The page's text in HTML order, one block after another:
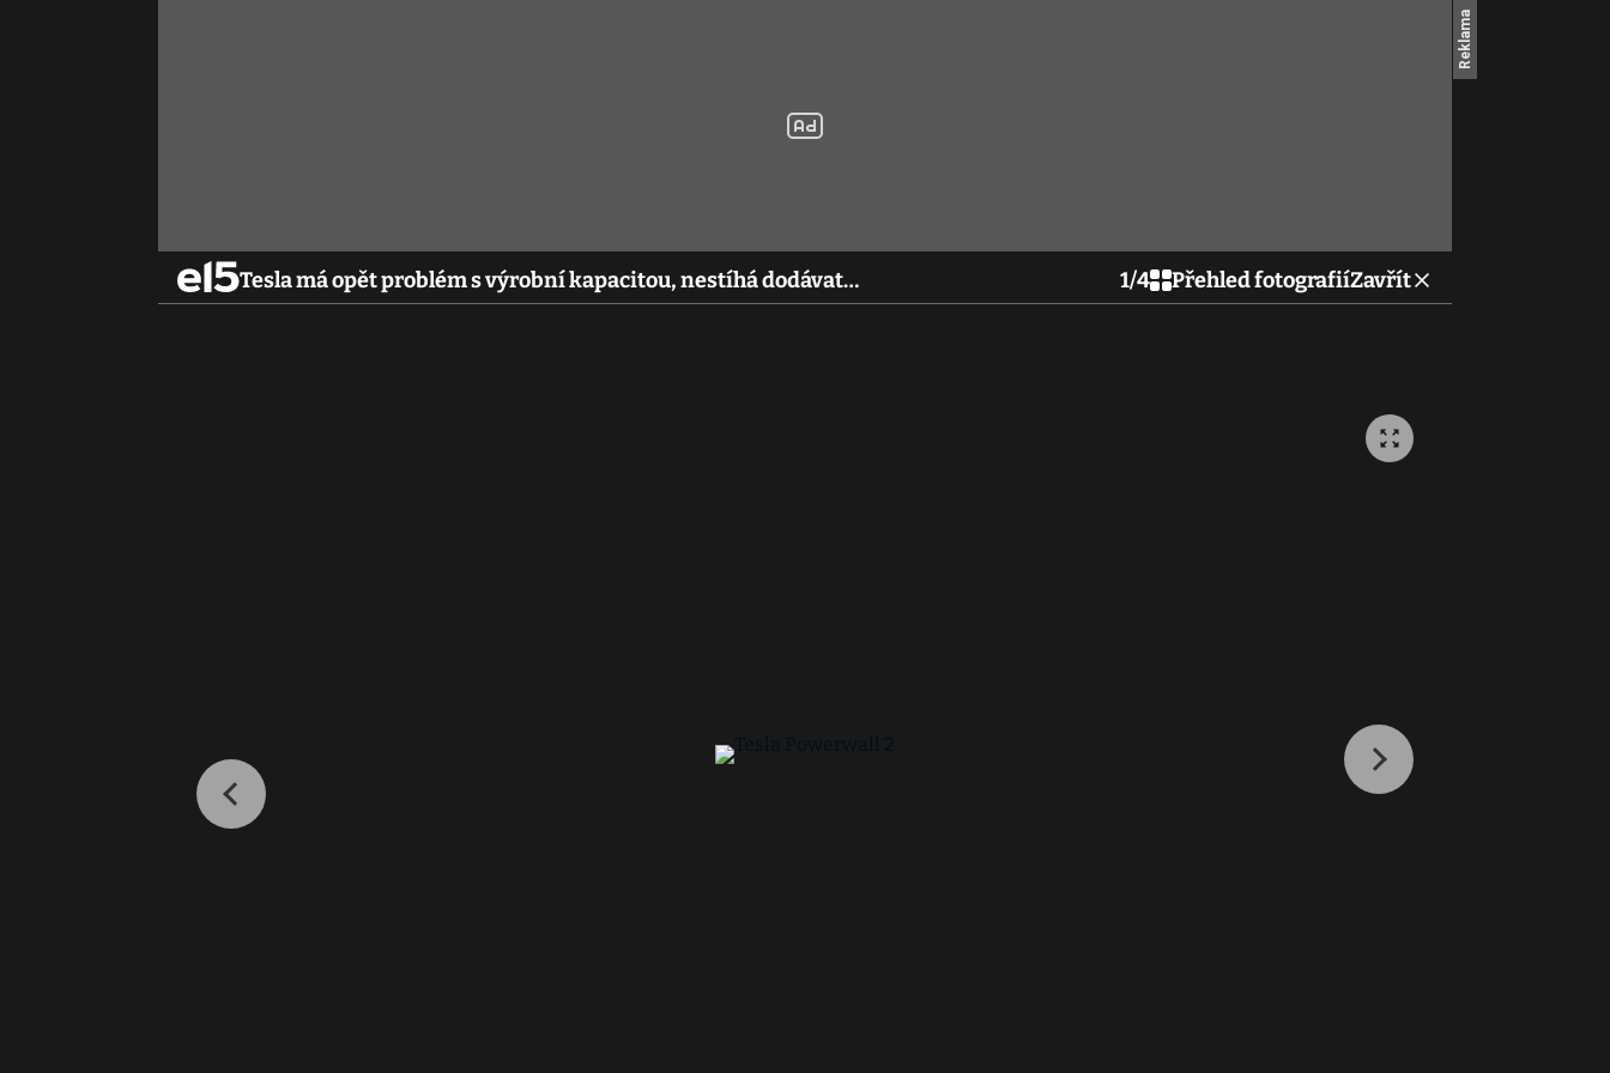
Tesla má opět problém s výrobní kapacitou, nestíhá dodávat… 1/4 Přehled fotografiíZavřít